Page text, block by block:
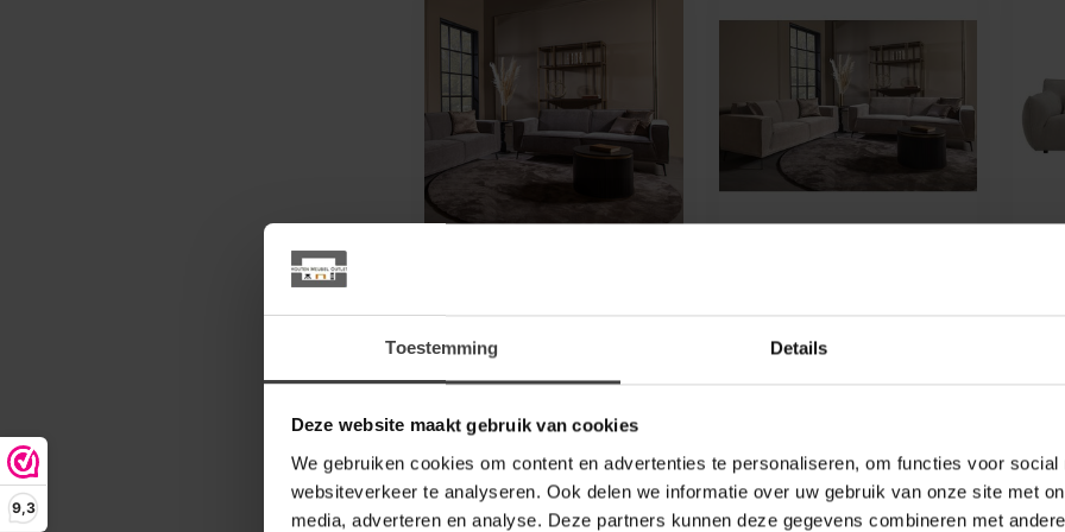
Toestemming Details
Deze website maakt gebruik van cookies
We gebruiken cookies om content en advertenties te personaliseren, om functies voor social
websiteverkeer te analyseren. Ook delen we informatie over uw gebruik van onze site met
media, adverteren en analyse. Deze partners kunnen deze gegevens combineren met
9,3
Mosgroen / grijs
Deze bank heeft een
kleu...
1.999,00
fantastisch zitcomfort en is
Niet op voorraad
Op